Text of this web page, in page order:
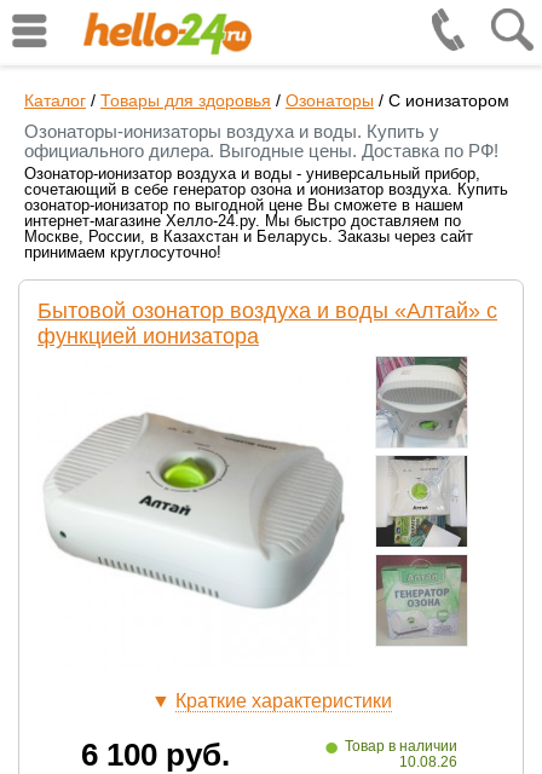
Каталог / Товары для здоровья / Озонаторы / С ионизатором
Озонаторы-ионизаторы воздуха и воды. Купить у
официального дилера. Выгодные цены. Доставка по РФ!
Озонатор-ионизатор воздуха и воды - универсальный прибор,
сочетающий в себе генератор озона и ионизатор воздуха. Купить
озонатор-ионизатор по выгодной цене Вы сможете в нашем
интернет-магазине Хелло-24.ру. Мы быстро доставляем по
Москве, России, в Казахстан и Беларусь. Заказы через сайт
принимаем круглосуточно!
Бытовой озонатор воздуха и воды «Алтай» с
функцией ионизатора
▼ Краткие характеристики
6 100 руб. • Товар в наличии
10.08.26